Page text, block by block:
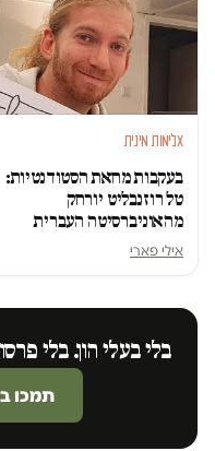
אלימות מינית
בעקבות מחאת הסטודנטיות:
טל רוזנבליט יורחק
מהאוניברסיטה העברית
אילי פארי
בלי בעלי הון. בלי
תמכו